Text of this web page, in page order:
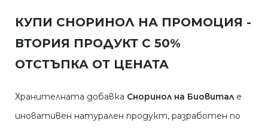
КУПИ СНОРИНОЛ НА ПРОМОЦИЯ -
ВТОРИЯ ПРОДУКТ С 50%
ОТСТЪПКА ОТ ЦЕНАТА
Хранителната добавка Сноринол на Биовитал е
иновативен натурален продукт, разработен по